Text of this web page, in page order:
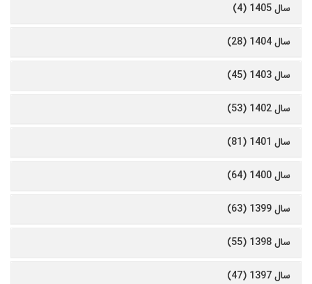
سال 1405 (4)
سال 1404 (28)
سال 1403 (45)
سال 1402 (53)
سال 1401 (81)
سال 1400 (64)
سال 1399 (63)
سال 1398 (55)
سال 1397 (47)